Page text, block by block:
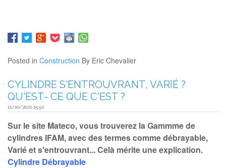
Posted in Construction By Eric Chevalier
CYLINDRE S'ENTROUVRANT, VARIÉ ?
QU'EST- CE QUE C'EST ?
11/10/2021 15:52
Sur le site Mateco, vous trouverez la Gammme de
cylindres IFAM, avec des termes comme débrayable,
Varié et s'entrouvrant... Celà mérite une explication.
Cylindre Débrayable